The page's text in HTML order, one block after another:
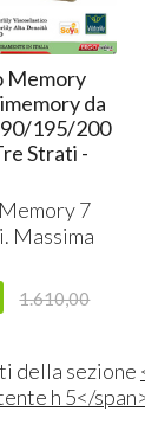
Memory
da
195/200
Strati -
7
Massima
1.610,00
della sezione
h 5</